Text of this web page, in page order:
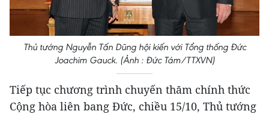
Thủ tướng Nguyễn Tấn Dũng hội kiến với Tổng thống Đức
Joachim Gauck. (Ảnh : Đức Tám/TTXVN)
Tiếp tục chương trình chuyến thăm chính thức
Cộng hòa liên bang Đức, chiều 15/10, Thủ tướng